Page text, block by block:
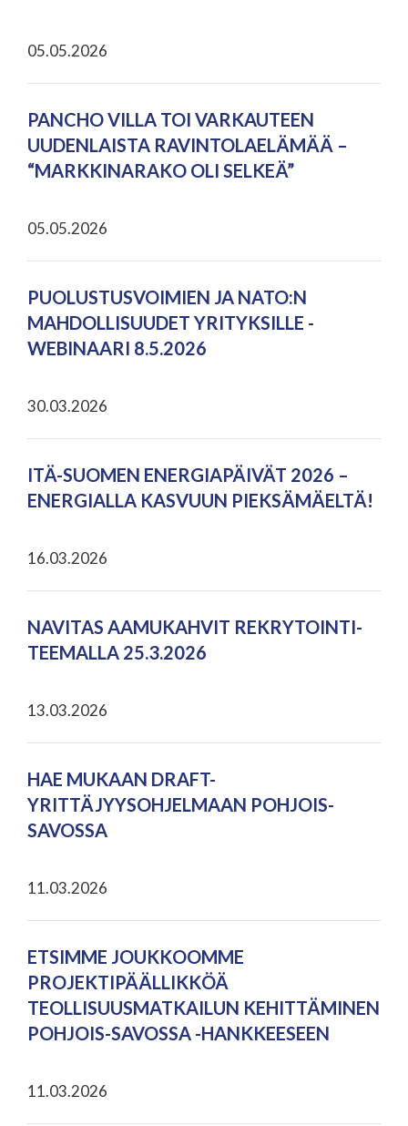
05.05.2026
PANCHO VILLA TOI VARKAUTEEN
UUDENLAISTA RAVINTOLAELÄMÄÄ –
“MARKKINARAKO OLI SELKEÄ”
05.05.2026
PUOLUSTUSVOIMIEN JA NATO:N
MAHDOLLISUUDET YRITYKSILLE -
WEBINAARI 8.5.2026
30.03.2026
ITÄ-SUOMEN ENERGIAPÄIVÄT 2026 –
ENERGIALLA KASVUUN PIEKSÄMÄELTÄ!
16.03.2026
NAVITAS AAMUKAHVIT REKRYTOINTI-
TEEMALLA 25.3.2026
13.03.2026
HAE MUKAAN DRAFT-
YRITTÄJYYSOHJELMAAN POHJOIS-
SAVOSSA
11.03.2026
ETSIMME JOUKKOOMME
PROJEKTIPÄÄLLIKKÖÄ
TEOLLISUUSMATKAILUN KEHITTÄMINEN
POHJOIS-SAVOSSA -HANKKEESEEN
11.03.2026